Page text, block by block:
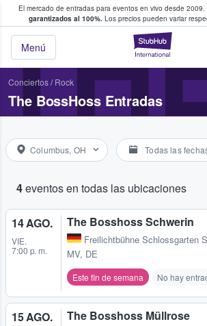
El mercado de entradas para eventos en vivo desde 2009.
garantizados al 100%. Los precios pueden variar
Menú
y venta de entradas entre
Conciertos/ Rock
The BossHoss Entradas
Columbus, OH Todas las
4eventos en todas las ubicaciones
14 AGO.
VIE.
7:00 p. m.
The Bosshoss Schwerin
Freilichtbühne Schlossgarten
MV, DE
Este fin de semana No hay
15 AGO. The Bosshoss Müllrose